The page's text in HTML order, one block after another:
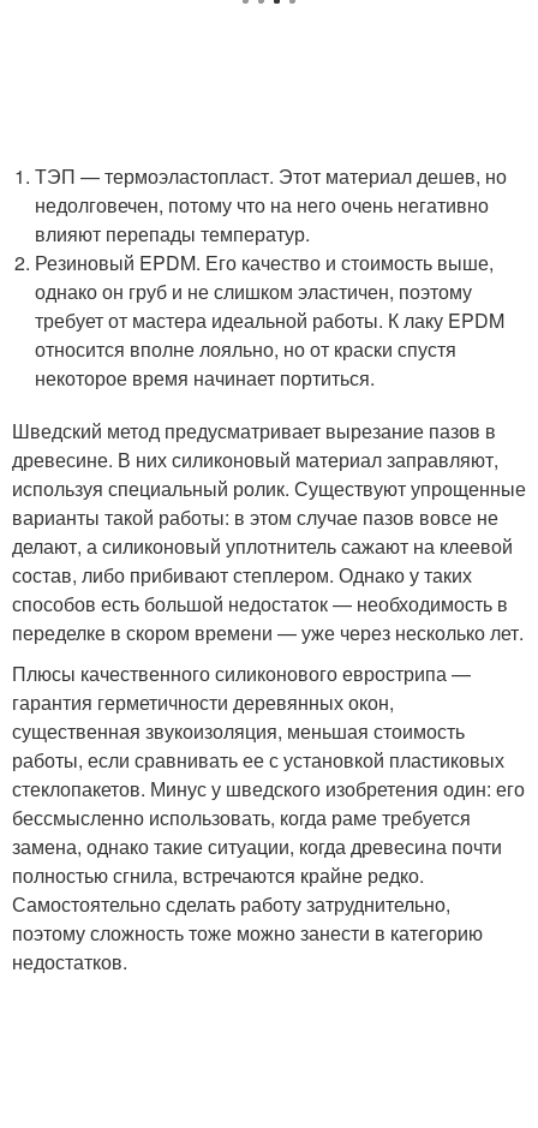
ТЭП — термоэластопласт. Этот материал дешев, но
недолговечен, потому что на него очень негативно
влияют перепады температур.
Резиновый EPDM. Его качество и стоимость выше,
однако он груб и не слишком эластичен, поэтому
требует от мастера идеальной работы. К лаку EPDM
относится вполне лояльно, но от краски спустя
некоторое время начинает портиться.
Шведский метод предусматривает вырезание пазов в
древесине. В них силиконовый материал заправляют,
используя специальный ролик. Существуют упрощенные
варианты такой работы: в этом случае пазов вовсе не
делают, а силиконовый уплотнитель сажают на клеевой
состав, либо прибивают степлером. Однако у таких
способов есть большой недостаток — необходимость в
переделке в скором времени — уже через несколько лет.
Плюсы качественного силиконового еврострипа —
гарантия герметичности деревянных окон,
существенная звукоизоляция, меньшая стоимость
работы, если сравнивать ее с установкой пластиковых
стеклопакетов. Минус у шведского изобретения один: его
бессмысленно использовать, когда раме требуется
замена, однако такие ситуации, когда древесина почти
полностью сгнила, встречаются крайне редко.
Самостоятельно сделать работу затруднительно,
поэтому сложность тоже можно занести в категорию
недостатков.